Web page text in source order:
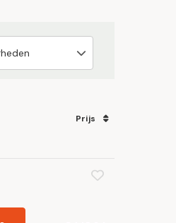
Prijs